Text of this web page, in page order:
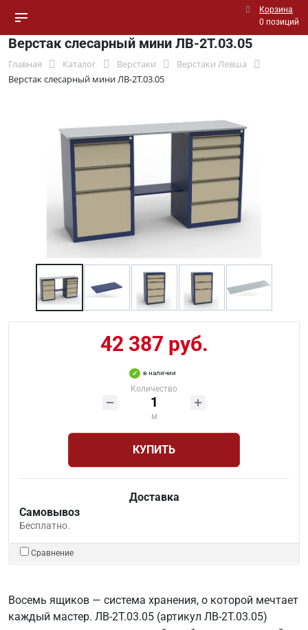
Корзина
0 позиций
Верстак слесарный мини ЛВ-2Т.03.05
Главная Каталог Верстаки
Верстаки Левша
Верстак слесарный мини ЛВ-2Т.03.05
42 387 руб.
в наличии
Количество
м
КУПИТЬ
Доставка
Самовывоз
Бесплатно.
Сравнение
Восемь ящиков — система хранения, о которой мечтает
каждый мастер. ЛВ-2Т.03.05 (артикул ЛВ-2Т.03.05)